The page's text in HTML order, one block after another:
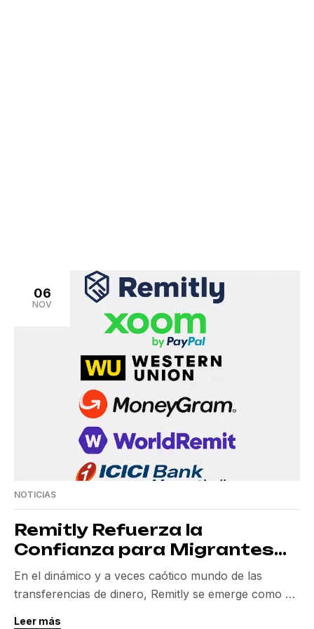
06
NOV
NOTICIAS
Remitly Refuerza la
Confianza para Migrantes
con Tecnología Avanzada
En el dinámico y a veces caótico mundo de las
transferencias de dinero, Remitly se emerge como un
Leer más